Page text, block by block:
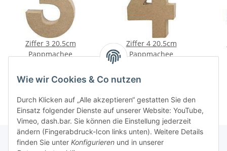
Wie wir Cookies & Co nutzen
Durch Klicken auf „Alle akzeptieren“ gestatten Sie den
Einsatz folgender Dienste auf unserer Website: YouTube,
Vimeo, dash.bar. Sie können die Einstellung jederzeit
ändern (Fingerabdruck-Icon links unten). Weitere Details
finden Sie unter Konfigurieren und in unserer
Ziffer 3 20.5cm
Pappmachee
Ziffer 4 20.5cm
Pappmachee